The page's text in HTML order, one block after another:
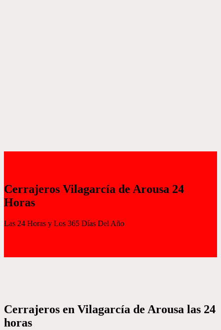
Cerrajeros Vilagarcía de Arousa 24
Horas
Las 24 Horas y Los 365 Días Del Año
Cerrajeros en Vilagarcía de Arousa las 24
horas